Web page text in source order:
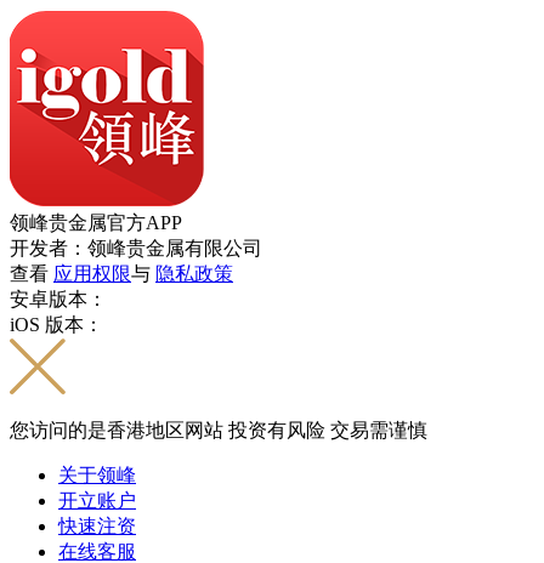
领峰贵金属官方APP
开发者：领峰贵金属有限公司
查看 应用权限与 隐私政策
安卓版本：
iOS 版本：
您访问的是香港地区网站 投资有风险 交易需谨慎
关于领峰
开立账户
快速注资
在线客服